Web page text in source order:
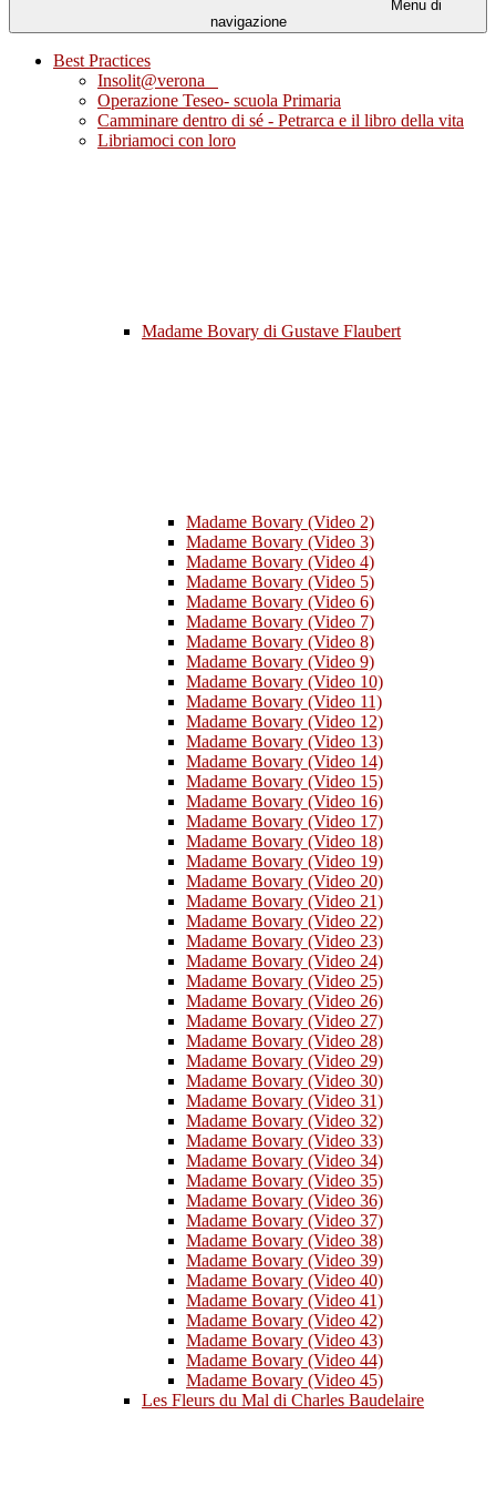
Menu di
navigazione
Best Practices
Insolit@verona
Operazione Teseo- scuola Primaria
Camminare dentro di sé - Petrarca e il libro della vita
Libriamoci con loro
Madame Bovary di Gustave Flaubert
Madame Bovary (Video 2)
Madame Bovary (Video 3)
Madame Bovary (Video 4)
Madame Bovary (Video 5)
Madame Bovary (Video 6)
Madame Bovary (Video 7)
Madame Bovary (Video 8)
Madame Bovary (Video 9)
Madame Bovary (Video 10)
Madame Bovary (Video 11)
Madame Bovary (Video 12)
Madame Bovary (Video 13)
Madame Bovary (Video 14)
Madame Bovary (Video 15)
Madame Bovary (Video 16)
Madame Bovary (Video 17)
Madame Bovary (Video 18)
Madame Bovary (Video 19)
Madame Bovary (Video 20)
Madame Bovary (Video 21)
Madame Bovary (Video 22)
Madame Bovary (Video 23)
Madame Bovary (Video 24)
Madame Bovary (Video 25)
Madame Bovary (Video 26)
Madame Bovary (Video 27)
Madame Bovary (Video 28)
Madame Bovary (Video 29)
Madame Bovary (Video 30)
Madame Bovary (Video 31)
Madame Bovary (Video 32)
Madame Bovary (Video 33)
Madame Bovary (Video 34)
Madame Bovary (Video 35)
Madame Bovary (Video 36)
Madame Bovary (Video 37)
Madame Bovary (Video 38)
Madame Bovary (Video 39)
Madame Bovary (Video 40)
Madame Bovary (Video 41)
Madame Bovary (Video 42)
Madame Bovary (Video 43)
Madame Bovary (Video 44)
Madame Bovary (Video 45)
Les Fleurs du Mal di Charles Baudelaire